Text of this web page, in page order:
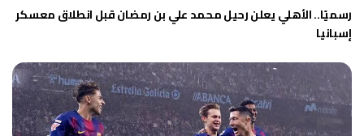
رسميًا.. الأهلي يعلن رحيل محمد علي بن رمضان قبل انطلاق معسكر
إسبانيا